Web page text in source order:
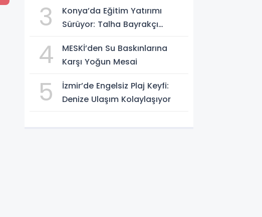
3
Konya’da Eğitim Yatırımı
Sürüyor: Talha Bayrakçı
4
MESKİ’den Su Baskınlarına
Karşı Yoğun Mesai
5
İzmir’de Engelsiz Plaj Keyfi:
Denize Ulaşım Kolaylaşıyor